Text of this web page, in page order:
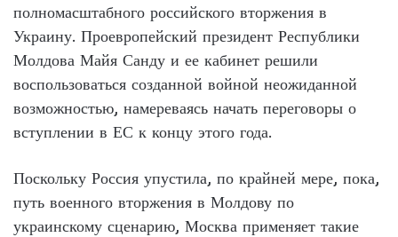
полномасштабного российского вторжения в
Украину. Проевропейский президент Республики
Молдова Майя Санду и ее кабинет решили
воспользоваться созданной войной неожиданной
возможностью, намереваясь начать переговоры о
вступлении в ЕС к концу этого года.
Поскольку Россия упустила, по крайней мере, пока,
путь военного вторжения в Молдову по
украинскому сценарию, Москва применяет такие